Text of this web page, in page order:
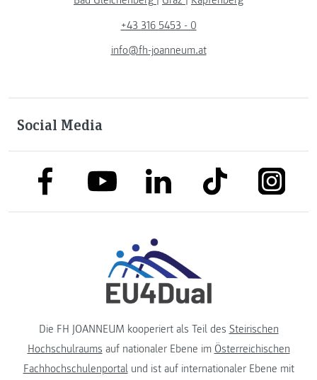
+43 316 5453 - 0
info@fh-joanneum.at
Social Media
link to facebooklink to youtubelink to linkedinlink to tiktok
Die FH JOANNEUM kooperiert als Teil des Steirischen
Hochschulraums auf nationaler Ebene im Österreichischen
Fachhochschulenportalund ist auf internationaler Ebene mit